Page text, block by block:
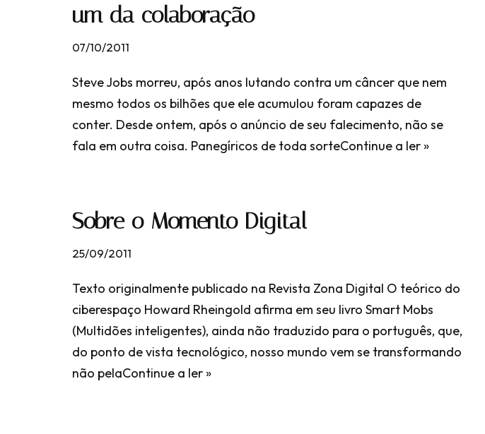
um da colaboração
07/10/2011
Steve Jobs morreu, após anos lutando contra um câncer que nem
mesmo todos os bilhões que ele acumulou foram capazes de
conter. Desde ontem, após o anúncio de seu falecimento, não se
fala em outra coisa. Panegíricos de toda sorteContinue a ler »
Sobre o Momento Digital
25/09/2011
Texto originalmente publicado na Revista Zona Digital O teórico do
ciberespaço Howard Rheingold afirma em seu livro Smart Mobs
(Multidões inteligentes), ainda não traduzido para o português, que,
do ponto de vista tecnológico, nosso mundo vem se transformando
não pelaContinue a ler »